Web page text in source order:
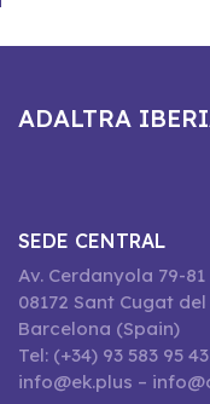
ADALTRA
SEDE CENTRAL
Av. Cerdanyola 79-
08172 Sant Cugat
Barcelona (Spain)
Tel: (+34) 93 583 95
info@ek.plus –